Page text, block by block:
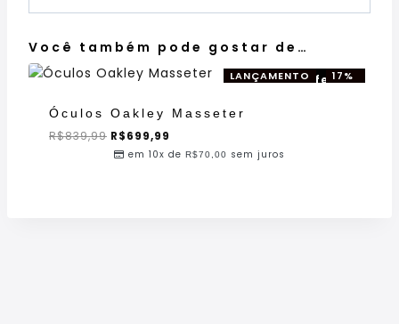
Você também pode gostar de…
Oferta!
LANÇAMENTO 17%
OFF!
Óculos Oakley Masseter
R$839,99 R$699,99
em 10x de R$70,00 sem juros